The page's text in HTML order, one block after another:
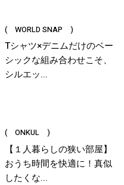
( WORLD SNAP )
Tシャツ×デニムだけのベー
シックな組み合わせこそ、
シルエッ...
( ONKUL )
【１人暮らしの狭い部屋】
おうち時間を快適に！真似
したくな...